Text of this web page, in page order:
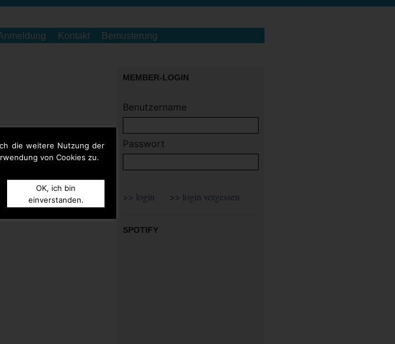
die weitere Nutzung der
von Cookies zu.
OK, ich bin
einverstanden.
Kontakt Bemusterung
MEMBER-LOGIN
Benutzername
Passwort
SPOTIFY